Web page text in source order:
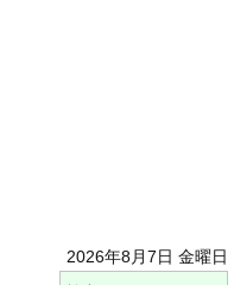
2026年8月7日 金曜日